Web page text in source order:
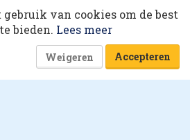
Sitemap
is powered by
van cookies om de best
bieden. Lees meer
Weigeren Accepteren